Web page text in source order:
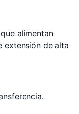
alimentan
extensión de alta